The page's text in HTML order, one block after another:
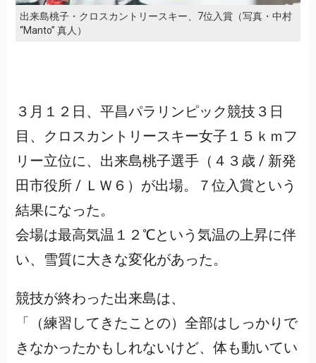
出来島桃子・クロスカントリースキー、7位入賞（写真・中村
“Manto” 真人）
３月１２日、平昌パラリンピック競技３日
目、クロスカントリースキー女子１５ｋｍフ
リー立位に、出来島桃子選手（４３歳 / 新発
田市役所 / ＬＷ６）が出場。７位入賞という
結果になった。
会場は最高気温１２℃という気温の上昇に伴
い、雪質に大きな変化があった。
競技が終わった出来島は、
「（練習してきたことの）全部はしっかりで
きなかったかもしれないけど、体も動いてい